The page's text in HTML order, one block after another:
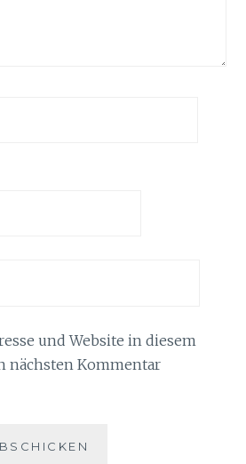
und Website in diesem
nächsten Kommentar